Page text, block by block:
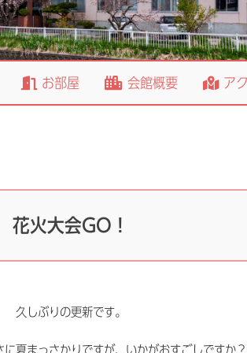
お部屋 会館概要 ア
花火大会GO！
久しぶりの更新です。
夏まっさかりですが、いかがおすごしですか？